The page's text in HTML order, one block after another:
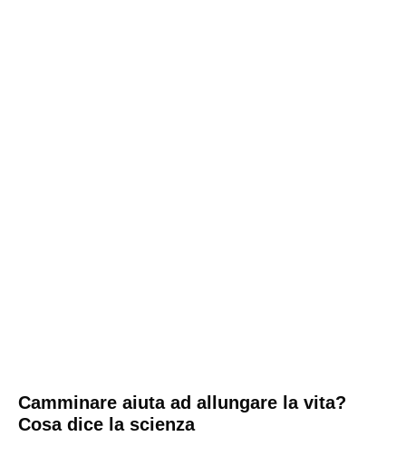
Camminare aiuta ad allungare la vita?
Cosa dice la scienza